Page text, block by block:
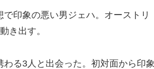
印象の悪い男ジェハ。オーストリ
き出す。
る3人と出会った。初対面から印象